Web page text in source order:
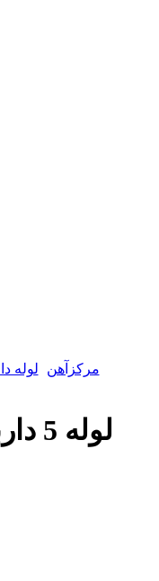
مرکزآهن
لوله